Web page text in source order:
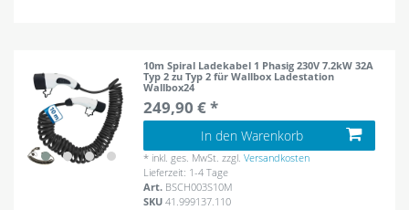
10m Spiral Ladekabel 1 Phasig 230V 7.2kW 32A
Typ 2 zu Typ 2 für Wallbox Ladestation
Wallbox24
249,90 € *
In den Warenkorb
* inkl. ges. MwSt. zzgl.Versandkosten
Lieferzeit: 1-4 Tage
Art. BSCH003S10M
SKU41.999137.110